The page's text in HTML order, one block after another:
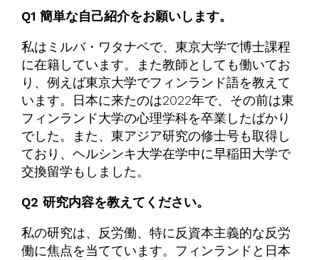
Q1 簡単な自己紹介をお願いします。
私はミルバ・ワタナベで、東京大学で博士課程
に在籍しています。また教師としても働いてお
り、例えば東京大学でフィンランド語を教えて
います。日本に来たのは2022年で、その前は東
フィンランド大学の心理学科を卒業したばかり
でした。また、東アジア研究の修士号も取得し
ており、ヘルシンキ大学在学中に早稲田大学で
交換留学もしました。
Q2 研究内容を教えてください。
私の研究は、反労働、特に反資本主義的な反労
働に焦点を当てています。フィンランドと日本